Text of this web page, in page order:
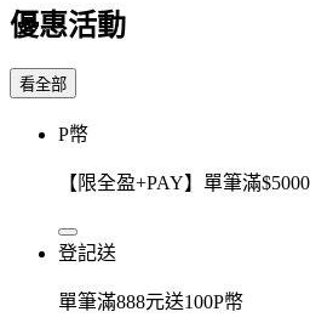
優惠活動
看全部
P幣
【限全盈+PAY】單筆滿
登記送
單筆滿888元送100P幣